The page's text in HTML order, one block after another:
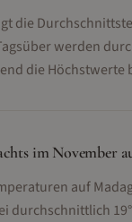
die
werden
die Höchstwerte
im November
auf
durchschnittlich